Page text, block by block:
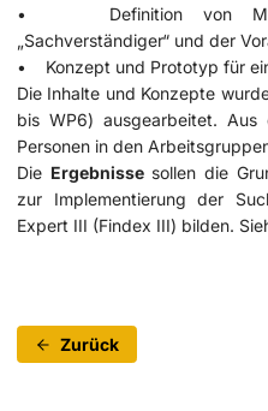
• Definition von
„Sachverständiger“ und der
• Konzept und Prototyp für
Die Inhalte und Konzepte
bis WP6) ausgearbeitet.
Personen in den
Die Ergebnisse sollen die
zur Implementierung der
Expert III (Findex III) bilden.
Zurück